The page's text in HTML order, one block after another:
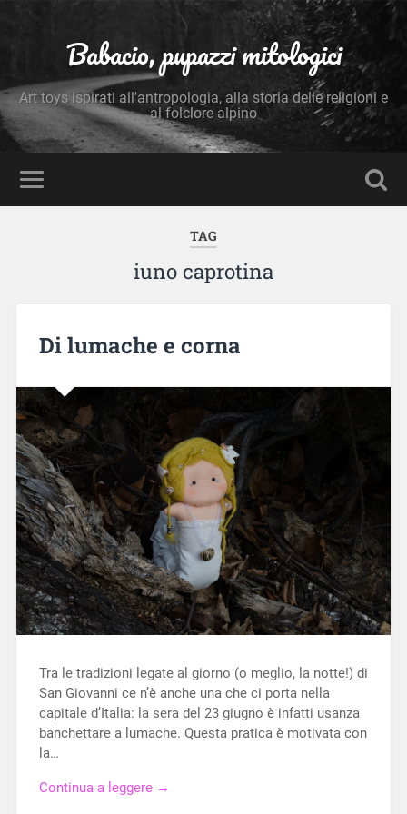
Babacio, pupazzi mitologici
Art toys ispirati all'antropologia, alla storia delle religioni e
al folclore alpino
TAG
iuno caprotina
Di lumache e corna
Tra le tradizioni legate al giorno (o meglio, la notte!) di
San Giovanni ce n’è anche una che ci porta nella
capitale d’Italia: la sera del 23 giugno è infatti usanza
banchettare a lumache. Questa pratica è motivata con
la…
Continua a leggere →